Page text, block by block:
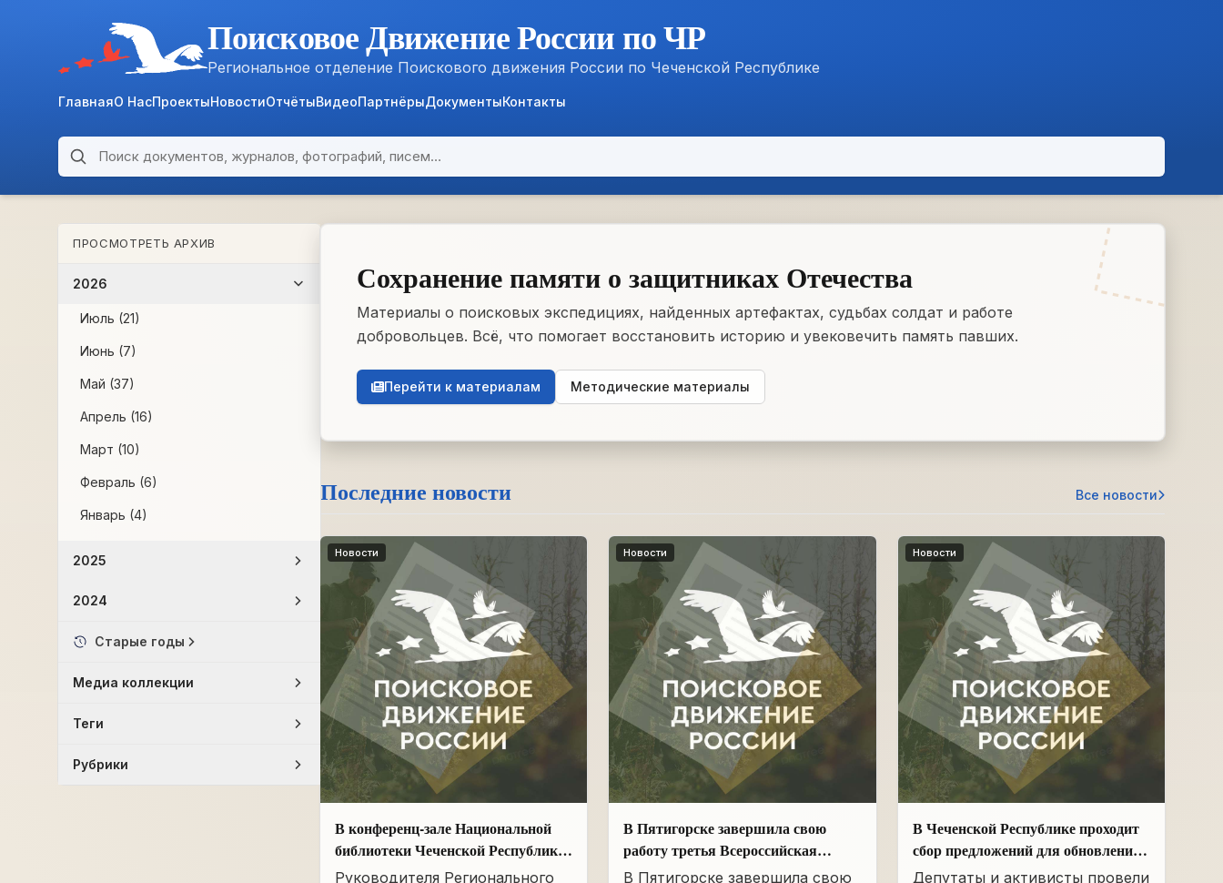
ARCHIVE
WWII • 1939–1945
Поисковое Движение России по ЧР
Региональное отделение Поискового движения России по Чеченской Республике
ГлавнаяО НасПроектыНовостиОтчётыВидеоПартнёрыДокументыКонтакты
Поиск по архиву
ПРОСМОТРЕТЬ АРХИВ
2026
Июль (21)
Июнь (7)
Май (37)
Апрель (16)
Март (10)
Февраль (6)
Январь (4)
2025
2024
Старые годы
Медиа коллекции
Теги
Рубрики
Сохранение памяти о защитниках Отечества
Материалы о поисковых экспедициях, найденных артефактах, судьбах солдат и работе
добровольцев. Всё, что помогает восстановить историю и увековечить память павших.
Перейти к материалам Методические материалы
Последние новости Все новости
Новости
В конференц-зале Национальной
библиотеки Чеченской Республики
им. А.А. Айдамирова прошло
Руководителя Регионального
Новости
В Пятигорске завершила свою
работу третья Всероссийская
стратегическая сессия
В Пятигорске завершила свою
Новости
В Чеченской Республике проходит
сбор предложений для обновления
Народной программы в сфере АПК
Депутаты и активисты провели